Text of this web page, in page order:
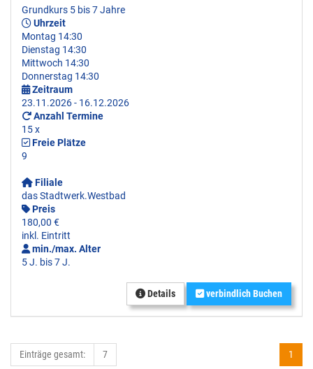
Grundkurs 5 bis 7 Jahre
Uhrzeit
Montag 14:30
Dienstag 14:30
Mittwoch 14:30
Donnerstag 14:30
Zeitraum
23.11.2026 - 16.12.2026
Anzahl Termine
15 x
Freie Plätze
9
Filiale
das Stadtwerk.Westbad
Preis
180,00 €
inkl. Eintritt
min./max. Alter
5 J. bis 7 J.
Details verbindlich Buchen
1
Einträge gesamt: 7